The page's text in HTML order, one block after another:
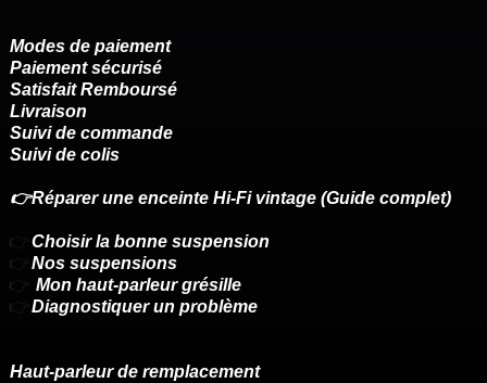
Modes de paiement
Paiement sécurisé
Satisfait Remboursé
Livraison
Suivi de commande
Suivi de colis
👉Réparer une enceinte Hi-Fi vintage (Guide complet)
👉 Choisir la bonne suspension
👉 Nos suspensions
👉 Mon haut-parleur grésille
👉 Diagnostiquer un problème
Haut-parleur de remplacement